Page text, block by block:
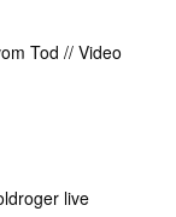
Tod // Video
live